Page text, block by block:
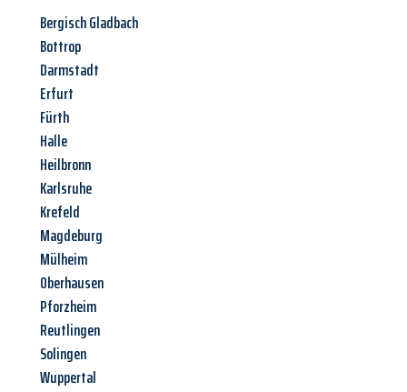
Bergisch Gladbach
Bottrop
Darmstadt
Erfurt
Fürth
Halle
Heilbronn
Karlsruhe
Krefeld
Magdeburg
Mülheim
Oberhausen
Pforzheim
Reutlingen
Solingen
Wuppertal